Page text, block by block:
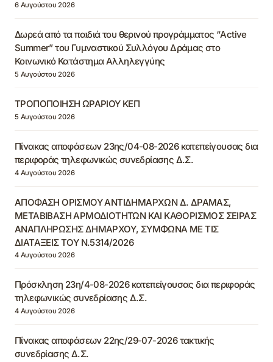
6 Αυγούστου 2026
Δωρεά από τα παιδιά του θερινού προγράμματος “Active
Summer” του Γυμναστικού Συλλόγου Δράμας στο
Κοινωνικό Κατάστημα Αλληλεγγύης
5 Αυγούστου 2026
ΤΡΟΠΟΠΟΙΗΣΗ ΩΡΑΡΙΟΥ ΚΕΠ
5 Αυγούστου 2026
Πίνακας αποφάσεων 23ης/04-08-2026 κατεπείγουσας δια
περιφοράς τηλεφωνικώς συνεδρίασης Δ.Σ.
4 Αυγούστου 2026
ΑΠΟΦΑΣΗ ΟΡΙΣΜΟΥ ΑΝΤΙΔΗΜΑΡΧΩΝ Δ. ΔΡΑΜΑΣ,
ΜΕΤΑΒΙΒΑΣΗ ΑΡΜΟΔΙΟΤΗΤΩΝ ΚΑΙ ΚΑΘΟΡΙΣΜΟΣ ΣΕΙΡΑΣ
ΑΝΑΠΛΗΡΩΣΗΣ ΔΗΜΑΡΧΟΥ, ΣΥΜΦΩΝΑ ΜΕ ΤΙΣ
ΔΙΑΤΑΞΕΙΣ ΤΟΥ Ν.5314/2026
4 Αυγούστου 2026
Πρόσκληση 23η/4-08-2026 κατεπείγουσας δια περιφοράς
τηλεφωνικώς συνεδρίασης Δ.Σ.
4 Αυγούστου 2026
Πίνακας αποφάσεων 22ης/29-07-2026 τακτικής
συνεδρίασης Δ.Σ.